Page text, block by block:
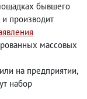
бывшего
производит
массовых
на предприятии,
набор